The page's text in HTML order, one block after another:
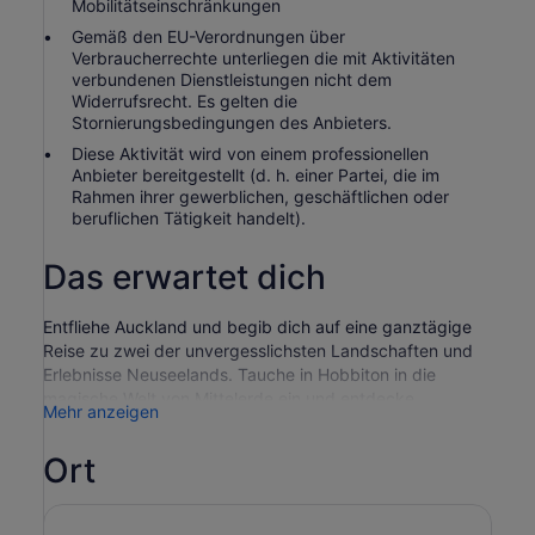
Mobilitätseinschränkungen
Gemäß den EU-Verordnungen über
Verbraucherrechte unterliegen die mit Aktivitäten
verbundenen Dienstleistungen nicht dem
Widerrufsrecht. Es gelten die
Stornierungsbedingungen des Anbieters.
Diese Aktivität wird von einem professionellen
Anbieter bereitgestellt (d. h. einer Partei, die im
Rahmen ihrer gewerblichen, geschäftlichen oder
beruflichen Tätigkeit handelt).
Das erwartet dich
Entfliehe Auckland und begib dich auf eine ganztägige
Reise zu zwei der unvergesslichsten Landschaften und
Erlebnisse Neuseelands. Tauche in Hobbiton in die
anschließend in Wai-O-Tapu die unwirklich anmutenden
Tagesausflug von Auckland nach Hobbiton und Rotorua,
Mehr anzeigen
Ort